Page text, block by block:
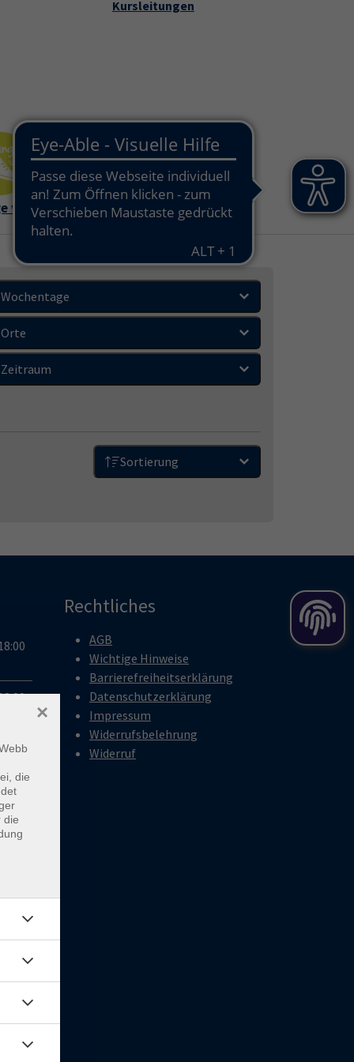
Kursleitungen
vhs Außenstell
en
Wochentage
Orte
Zeitraum
Sortierung
Rechtliches
AGB
Wichtige Hinweise
Barrierefreiheitserklärung
Datenschutzerklärung
Impressum
Widerrufsbelehrung
Widerruf
die
die
×